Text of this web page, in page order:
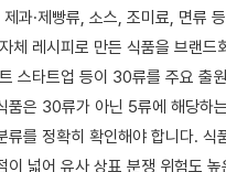
과·제빵류, 소스, 조미료, 면류
체 레시피로 만든 식품을 브랜드
스타트업 등이 30류를 주요 출
품은 30류가 아닌 5류에 해당하
류를 정확히 확인해야 합니다. 식
이 넓어 유사 상표 분쟁 위험도 높